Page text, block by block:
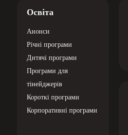
Освіта
Анонси
Річні програми
Дитячі програми
Програми для
тінейджерів
Короткі програми
Корпоративні програми